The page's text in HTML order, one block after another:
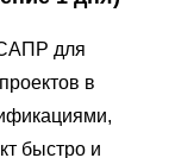
для
в
быстро и